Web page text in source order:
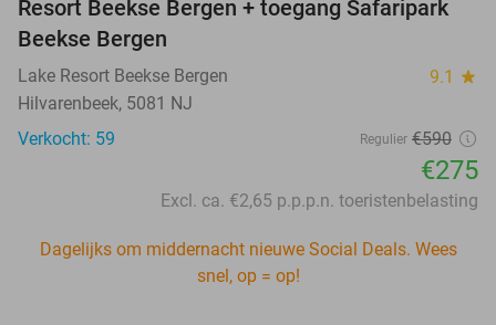
Resort Beekse Bergen + toegang Safaripark
Beekse Bergen
Lake Resort Beekse Bergen 9.1 star
Hilvarenbeek, 5081 NJ
Verkocht: 59
Regulier €590
€275
Excl. ca. €2,65 p.p.p.n. toeristenbelasting
Dagelijks om middernacht nieuwe Social Deals. Wees
snel, op = op!